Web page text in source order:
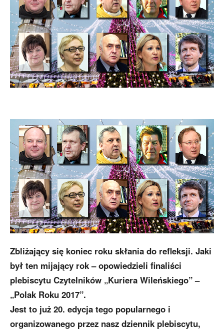
Zbliżający się koniec roku skłania do refleksji. Jaki
był ten mijający rok – opowiedzieli finaliści
plebiscytu Czytelników „Kuriera Wileńskiego” –
„Polak Roku 2017”.
Jest to już 20. edycja tego popularnego i
organizowanego przez nasz dziennik plebiscytu,